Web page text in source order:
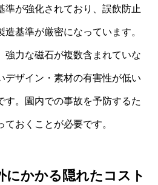
準が強化されており、誤飲防止
基準が厳密になっています。
強力な磁石が複数含まれていな
デザイン・素材の有害性が低い
す。園内での事故を予防するた
おくことが必要です。
にかかる隠れたコスト